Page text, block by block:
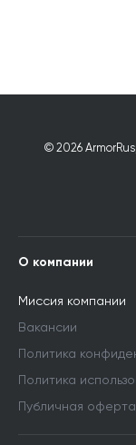
© 2026
О компании
Миссия компании
Вакансии
Политика
Политика
Публичная оферта